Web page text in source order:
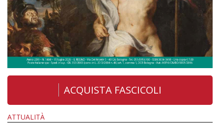
ACQUISTA FASCICOLI
ATTUALITÀ